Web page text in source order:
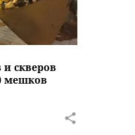
и скверов
мешков